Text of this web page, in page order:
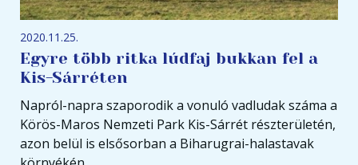
2020.11.25.
Egyre több ritka lúdfaj bukkan fel a
Kis-Sárréten
Napról-napra szaporodik a vonuló vadludak száma a
Körös-Maros Nemzeti Park Kis-Sárrét részterületén,
azon belül is elsősorban a Biharugrai-halastavak